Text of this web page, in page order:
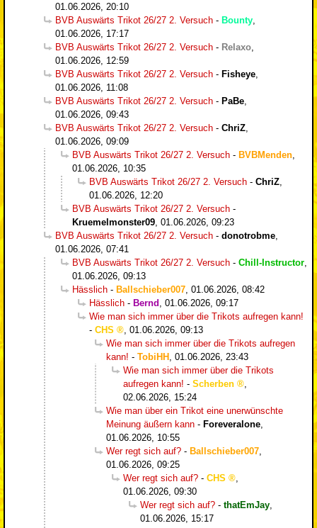
01.06.2026, 20:10
BVB Auswärts Trikot 26/27 2. Versuch - Bounty
01.06.2026, 17:17
BVB Auswärts Trikot 26/27 2. Versuch - Relaxo
01.06.2026, 12:59
BVB Auswärts Trikot 26/27 2. Versuch - Fisheye
01.06.2026, 11:08
BVB Auswärts Trikot 26/27 2. Versuch - PaBe
01.06.2026, 09:43
BVB Auswärts Trikot 26/27 2. Versuch - ChriZ
01.06.2026, 09:09
BVB Auswärts Trikot 26/27 2. Versuch - BVBMenden
01.06.2026, 10:35
BVB Auswärts Trikot 26/27 2. Versuch - ChriZ
01.06.2026, 12:20
BVB Auswärts Trikot 26/27 2. Versuch -
Kruemelmonster09 01.06.2026, 09:23
BVB Auswärts Trikot 26/27 2. Versuch - donotrobme
01.06.2026, 07:41
BVB Auswärts Trikot 26/27 2. Versuch - Chill-Instructor
01.06.2026, 09:13
Hässlich - Ballschieber007 01.06.2026, 08:42
Hässlich - Bernd 01.06.2026, 09:17
Wie man sich immer über die Trikots aufregen kann!
- CHS
01.06.2026, 09:13
Wie man sich immer über die Trikots aufregen
kann! - TobiHH 01.06.2026, 23:43
Wie man sich immer über die Trikots
aufregen kann! - Scherben
02.06.2026, 15:24
Wie man über ein Trikot eine unerwünschte
Meinung äußern kann - Foreveralone
01.06.2026, 10:55
Wer regt sich auf? - Ballschieber007
01.06.2026, 09:25
Wer regt sich auf? - CHS
01.06.2026, 09:30
Wer regt sich auf? - thatEmJay
01.06.2026, 15:17